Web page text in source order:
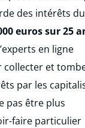
des intérêts du
euros sur 25
en ligne
collecter et
par les
pas être plus
faire particulier